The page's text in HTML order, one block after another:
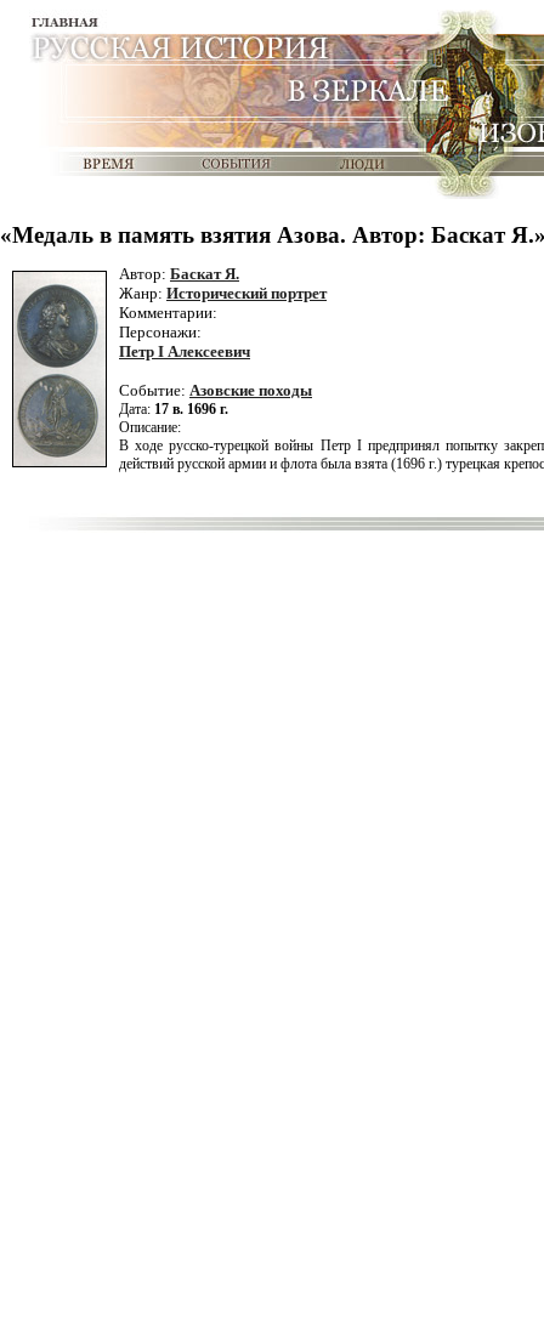
«Медаль в память взятия Азова. Автор: Баскат
Автор: Баскат Я.
Жанр: Исторический портрет
Комментарии:
Персонажи:
Петр I Алексеевич
Событие: Азовские походы
Дата: 17 в. 1696 г.
Описание:
В ходе русско-турецкой войны Петр I предпринял попытку
действий русской армии и флота была взята (1696 г.) турецкая